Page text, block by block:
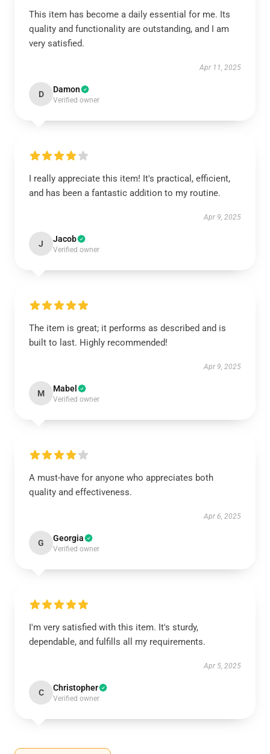
This item has become a daily essential for me. Its
quality and functionality are outstanding, and I am
very satisfied.
Apr 11, 2025
D Damon
Verified owner
I really appreciate this item! It's practical, efficient,
and has been a fantastic addition to my routine.
Apr 9, 2025
J Jacob
Verified owner
The item is great; it performs as described and is
built to last. Highly recommended!
Apr 9, 2025
M Mabel
Verified owner
A must-have for anyone who appreciates both
quality and effectiveness.
Apr 6, 2025
G Georgia
Verified owner
I'm very satisfied with this item. It's sturdy,
dependable, and fulfills all my requirements.
Apr 5, 2025
C Christopher
Verified owner